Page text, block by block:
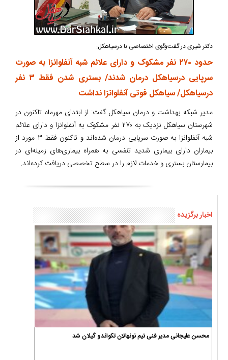
دکتر شیری در گفت‌وگوی اختصاصی با درسیاهکل:
حدود ۲۷۰ نفر مشکوک و دارای علائم شبه آنفلوانزا به صورت
سرپایی درسیاهکل درمان شدند/ بستری شدن فقط ۳ نفر
درسیاهکل/ سیاهکل فوتی آنفلوانزا نداشت
مدیر شبکه بهداشت و درمان سیاهکل گفت: از ابتدای مهرماه تاکنون در
شهرستان سیاهکل نزدیک به ۲۷۰ نفر مشکوک به آنفلوانزا و دارای علائم
شبه آنفلوانزا به صورت سرپایی درمان شده‌اند و تاکنون فقط ۳ مورد از
بیماران دارای بیماری شدید تنفسی به همراه بیماری‌های زمینه‌ای در
بیمارستان بستری و خدمات لازم را در سطح تخصصی دریافت کرده‌اند.
اخبار برگزیده
محسن علیجانی مدیر فنی تیم نونهالان تکواندو گیلان شد